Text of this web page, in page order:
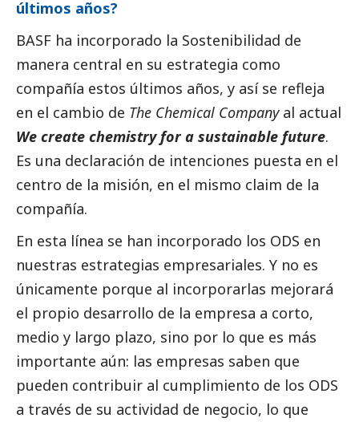
últimos años?
BASF ha incorporado la Sostenibilidad de
manera central en su estrategia como
compañía estos últimos años, y así se refleja
en el cambio de The Chemical Companyal actual
We create chemistry for a sustainable future.
Es una declaración de intenciones puesta en el
centro de la misión, en el mismo claim de la
compañía.
En esta línea se han incorporado los ODS en
nuestras estrategias empresariales. Y no es
únicamente porque al incorporarlas mejorará
el propio desarrollo de la empresa a corto,
medio y largo plazo, sino por lo que es más
importante aún: las empresas saben que
pueden contribuir al cumplimiento de los ODS
a través de su actividad de negocio, lo que